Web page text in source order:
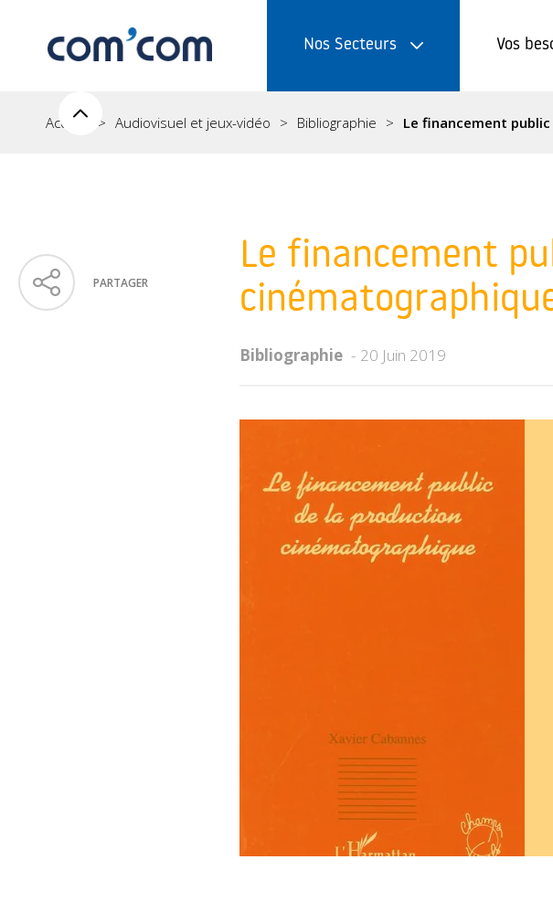
Nos Secteurs Vos
Accueil Audiovisuel et jeux-vidéo Bibliographie Le financement
Le financement
Bibliographie 20 Juin 2019
PARTAGER